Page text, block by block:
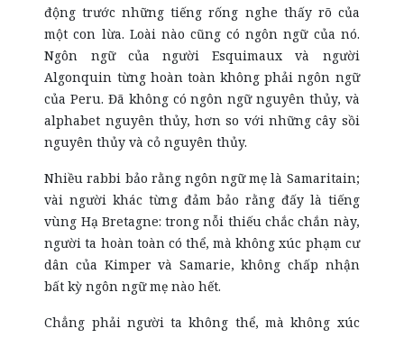
động trước những tiếng rống nghe thấy rõ của
một con lừa. Loài nào cũng có ngôn ngữ của nó.
Ngôn ngữ của người Esquimaux và người
Algonquin từng hoàn toàn không phải ngôn ngữ
của Peru. Đã không có ngôn ngữ nguyên thủy, và
alphabet nguyên thủy, hơn so với những cây sồi
nguyên thủy và cỏ nguyên thủy.
Nhiều rabbi bảo rằng ngôn ngữ mẹ là Samaritain;
vài người khác từng đảm bảo rằng đấy là tiếng
vùng Hạ Bretagne: trong nỗi thiếu chắc chắn này,
người ta hoàn toàn có thể, mà không xúc phạm cư
dân của Kimper và Samarie, không chấp nhận
bất kỳ ngôn ngữ mẹ nào hết.
Chẳng phải người ta không thể, mà không xúc